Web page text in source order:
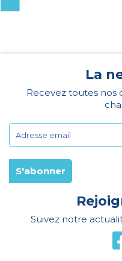
La
Recevez toutes nos
Suivez notre